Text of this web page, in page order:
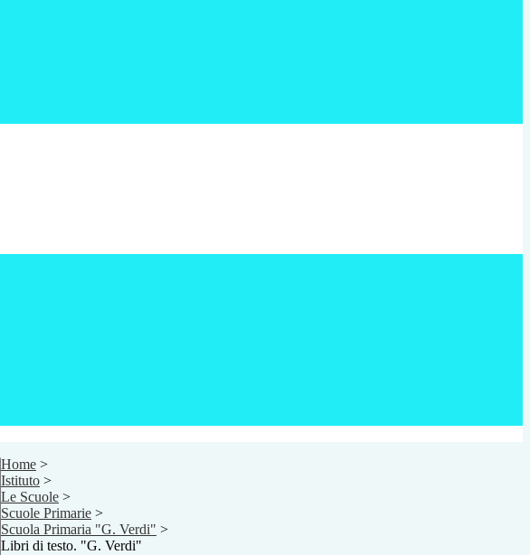
Home >
Istituto >
Le Scuole >
Scuole Primarie >
Scuola Primaria "G. Verdi" >
Libri di testo. "G. Verdi"